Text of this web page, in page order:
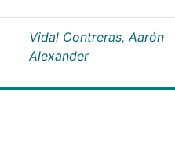
Vidal Contreras, Aarón
Alexander